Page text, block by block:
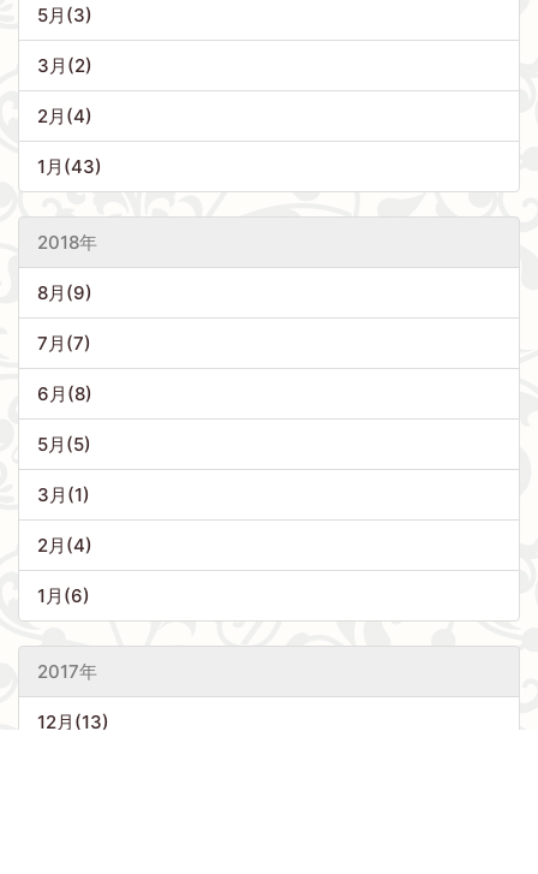
5月(3)
3月(2)
2月(4)
1月(43)
2018年
8月(9)
7月(7)
6月(8)
5月(5)
3月(1)
2月(4)
1月(6)
2017年
12月(13)